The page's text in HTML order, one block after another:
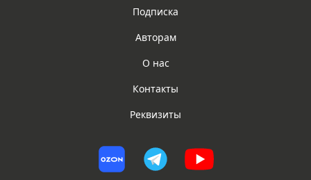
Подписка
Авторам
О нас
Контакты
Реквизиты